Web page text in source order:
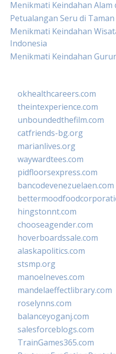
Menikmati Keindahan Alam
Petualangan Seru di
Menikmati Keindahan
Indonesia
Menikmati Keindahan
okhealthcareers.com
theintexperience.com
unboundedthefilm.com
catfriends-bg.org
marianlives.org
waywardtees.com
pidfloorsexpress.com
bancodevenezuelaen.com
hingstonnt.com
chooseagender.com
hoverboardssale.com
alaskapolitics.com
stsmp.org
manoelneves.com
mandelaeffectlibrary.com
roselynns.com
balanceyoganj.com
salesforceblogs.com
TrainGames365.com